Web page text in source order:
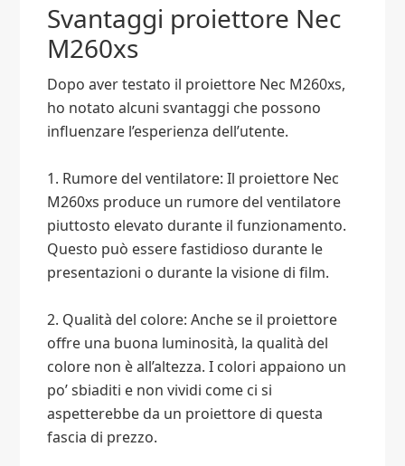
Svantaggi proiettore Nec
M260xs
Dopo aver testato il proiettore Nec M260xs,
ho notato alcuni svantaggi che possono
influenzare l’esperienza dell’utente.
1. Rumore del ventilatore: Il proiettore Nec
M260xs produce un rumore del ventilatore
piuttosto elevato durante il funzionamento.
Questo può essere fastidioso durante le
presentazioni o durante la visione di film.
2. Qualità del colore: Anche se il proiettore
offre una buona luminosità, la qualità del
colore non è all’altezza. I colori appaiono un
po’ sbiaditi e non vividi come ci si
aspetterebbe da un proiettore di questa
fascia di prezzo.